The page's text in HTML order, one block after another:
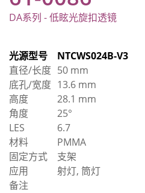
DA系列 - 低眩光旋扣透镜
光源型号
NTCWS024B-V3
直径/长度 50 mm
底孔/宽度 13.6 mm
高度
28.1 mm
角度
25°
LES
6.7
材料
PMMA
固定方式
支架
应用
射灯, 筒灯
备注